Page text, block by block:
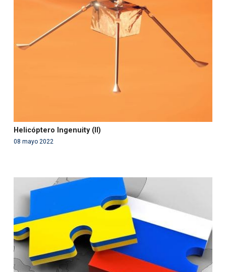
: Use of undefined constant php - assumed
'php' (this will throw an Error in a future version of PHP)
/var/www/acami.es/wp-
content/themes/fundcami/page-publicaciones.php
on line
Helicóptero Ingenuity (II)
08 mayo 2022
Warning
: Use of undefined constant php - assumed
'php' (this will throw an Error in a future version of PHP)
/var/www/acami.es/wp-
content/themes/fundcami/page-publicaciones.php
on line